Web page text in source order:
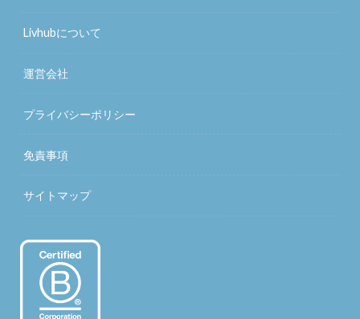
Livhubについて
運営会社
プライバシーポリシー
免責事項
サイトマップ